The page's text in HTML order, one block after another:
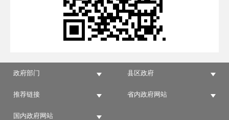
政府部门 县区政府
推荐链接 省内政府网站
国内政府网站